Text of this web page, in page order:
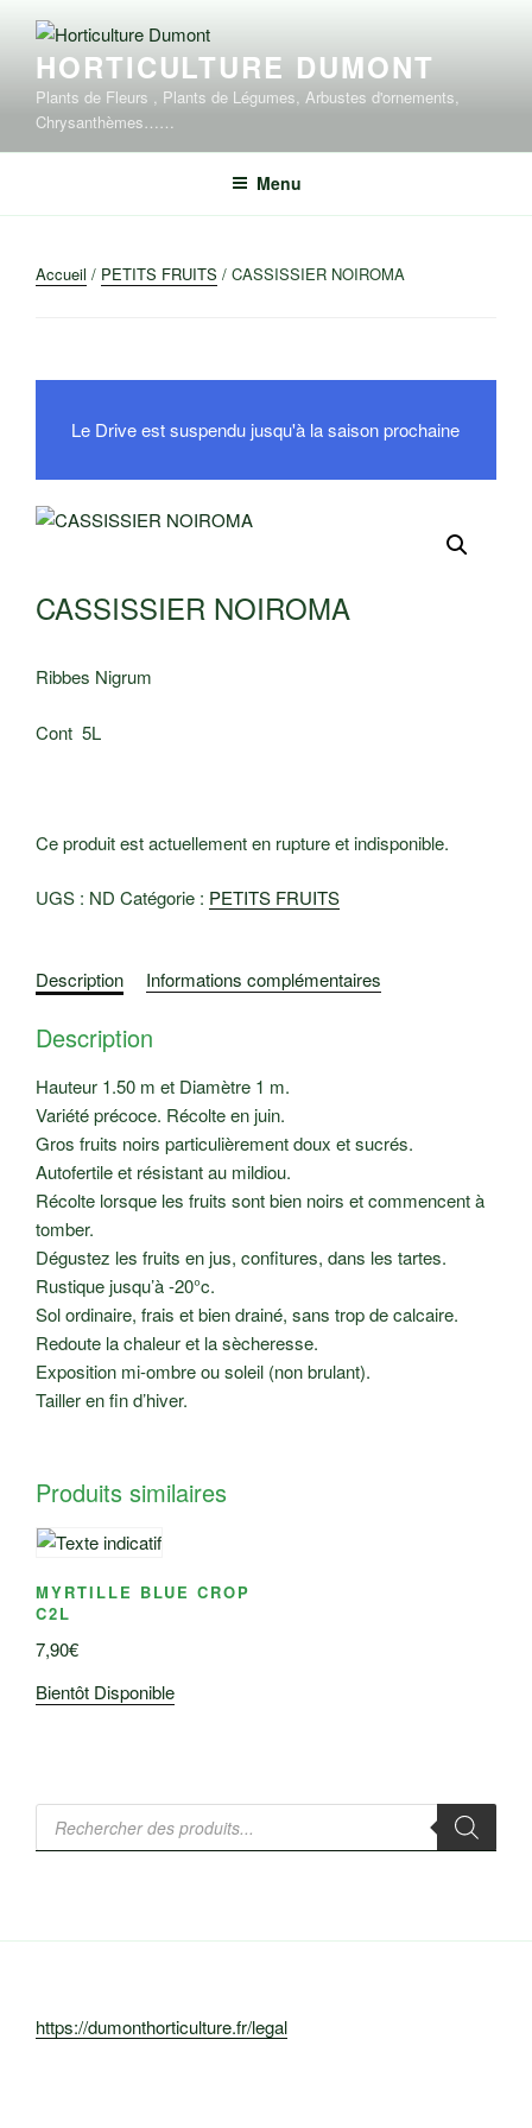
contenu
principal
HORTICULTURE DUMONT
Plants de Fleurs , Plants de Légumes, Arbustes d'ornements,
Chrysanthèmes……
Menu
Accueil / PETITS FRUITS / CASSISSIER NOIROMA
Le Drive est suspendu jusqu'à la saison prochaine
CASSISSIER NOIROMA
Ribbes Nigrum
Cont 5L
Ce produit est actuellement en rupture et indisponible.
UGS : ND Catégorie : PETITS FRUITS
Description Informations complémentaires
Description
Hauteur 1.50 m et Diamètre 1 m.
Variété précoce. Récolte en juin.
Gros fruits noirs particulièrement doux et sucrés.
Autofertile et résistant au mildiou.
Récolte lorsque les fruits sont bien noirs et commencent à
tomber.
Dégustez les fruits en jus, confitures, dans les tartes.
Rustique jusqu’à -20°c.
Sol ordinaire, frais et bien drainé, sans trop de calcaire.
Redoute la chaleur et la sècheresse.
Exposition mi-ombre ou soleil (non brulant).
Tailler en fin d’hiver.
Produits similaires
MYRTILLE BLUE CROP
C2L
7,90€
Bientôt Disponible
Recherche
produits
https://dumonthorticulture.fr/legal